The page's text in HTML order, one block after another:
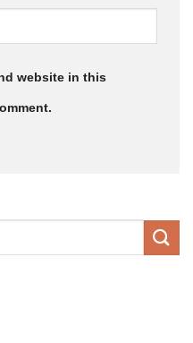
website in this